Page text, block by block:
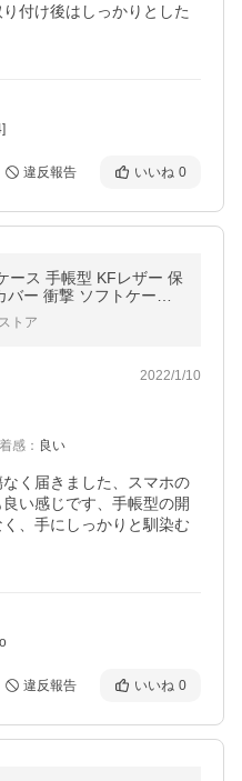
付け後はしっかりとした
違反報告 いいね 0
ース 手帳型 KFレザー 保
プロ p30pro スマホケ
トア
2022/1/10
感 ： 良い
く届きました、スマホの
い感じです、手帳型の開
、手にしっかりと馴染む
違反報告 いいね 0